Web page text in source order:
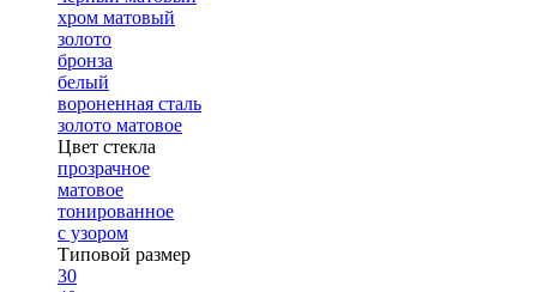
хром матовый
золото
бронза
белый
вороненная сталь
золото матовое
Цвет стекла
прозрачное
матовое
тонированное
с узором
Типовой размер
30